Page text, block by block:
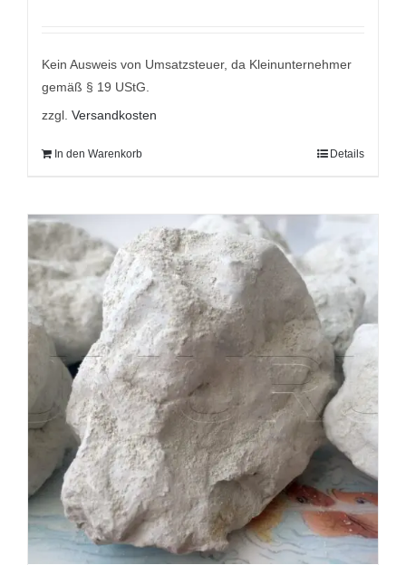
9,95 €
7,95 €.
Kein Ausweis von Umsatzsteuer, da Kleinunternehmer
gemäß § 19 UStG.
zzgl. Versandkosten
In den Warenkorb Details